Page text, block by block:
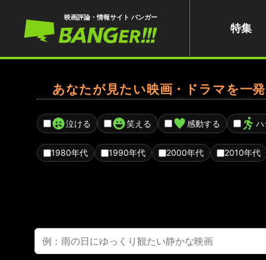
映画評論・情報サイト バンガー
特集
あなたが見たい映画・ドラマを一
泣ける 笑える 感動する ハ
1980年代 1990年代 2000年代 2010年代